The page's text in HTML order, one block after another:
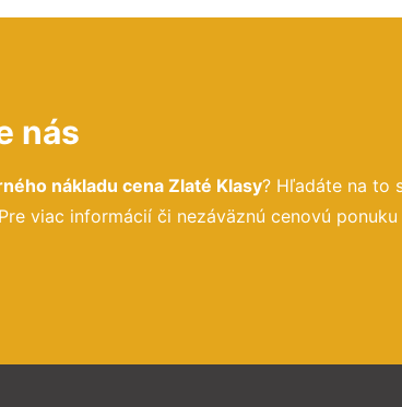
nás
nákladu cena Zlaté Klasy? Hľadáte na to
viac informácií či nezáväznú cenovú